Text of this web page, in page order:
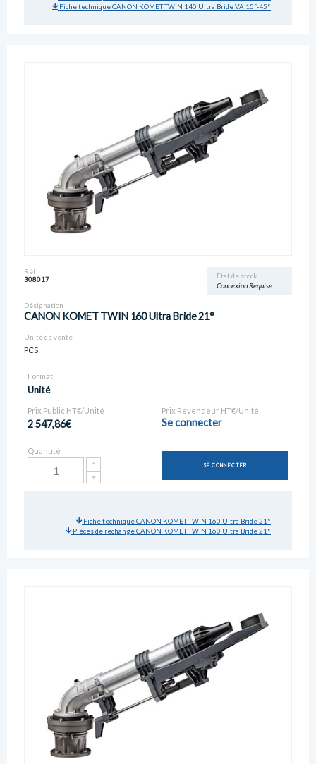
Fiche technique CANON KOMET TWIN 140 Ultra Bride VA 15°-45°
Etat de stock
Connexion Requise
Réf
308017
Désignation
CANON KOMET TWIN 160 Ultra Bride 21°
Unité de vente
PCS
Format
Unité
Prix Public HT€/Unité
2 547,86€
Prix Revendeur HT€/Unité
Se connecter
Quantité
SE CONNECTER
Fiche technique CANON KOMET TWIN 160 Ultra Bride 21°
Pièces de rechange CANON KOMET TWIN 160 Ultra Bride 21°